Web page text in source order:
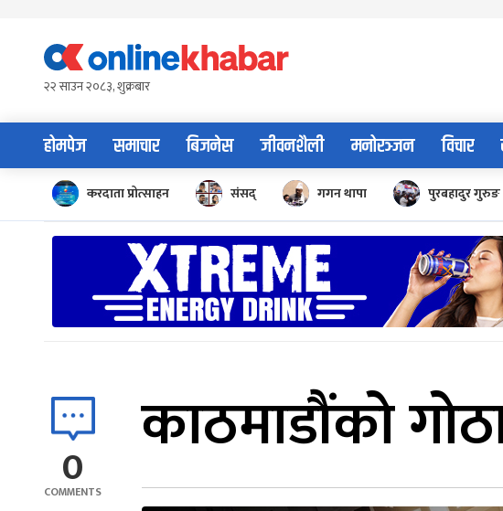
content२२ साउन २०८३, शुक्रबार
होमपेज समाचार बिजनेस जीवनशैली मनोरञ्जन विचार
करदाता प्रोत्साहन संसद् गगन थापा पुरबहादुर गुरुङ
0
COMMENTS
काठमाडौंको